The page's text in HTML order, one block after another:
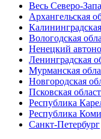
Весь Северо-
Архангельская
Вологодская
Ненецкий
Ленинградская
Мурманская
Новгородская
Псковская
Республика
Республика Коми
Санкт-Петербург